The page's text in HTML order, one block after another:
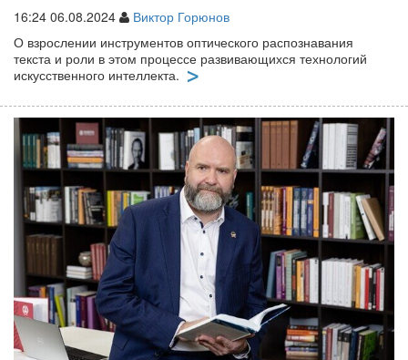
16:24 06.08.2024
Виктор Горюнов
О взрослении инструментов оптического распознавания
текста и роли в этом процессе развивающихся технологий
искусственного интеллекта.